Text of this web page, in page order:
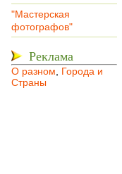
"Мастерская
фотографов"
Реклама
О разном
Города и
Страны